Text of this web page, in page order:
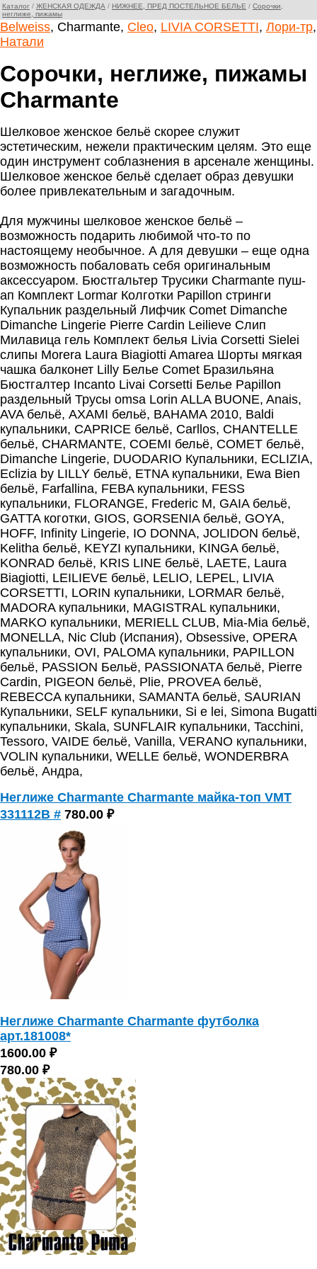
Каталог / ЖЕНСКАЯ ОДЕЖДА / НИЖНЕЕ, ПРЕД ПОСТЕЛЬНОЕ БЕЛЬЕ / Сорочки,
неглиже, пижамы
Belweiss, Charmante, Cleo, LIVIA CORSETTI, Лори-тр,
Натали
Сорочки, неглиже, пижамы
Charmante
Шелковое женское бельё скорее служит
эстетическим, нежели практическим целям. Это еще
один инструмент соблазнения в арсенале женщины.
Шелковое женское бельё сделает образ девушки
более привлекательным и загадочным.
Для мужчины шелковое женское бельё –
возможность подарить любимой что-то по
настоящему необычное. А для девушки – еще одна
возможность побаловать себя оригинальным
аксессуаром. Бюстгальтер Трусики Charmante пуш-
ап Комплект Lormar Колготки Papillon стринги
Купальник раздельный Лифчик Comet Dimanche
Dimanche Lingerie Pierre Cardin Leilieve Слип
Милавица гель Комплект белья Livia Corsetti Sielei
слипы Morera Laura Biagiotti Amarea Шорты мягкая
чашка балконет Lilly Белье Comet Бразильяна
Бюстгалтер Incanto Livai Corsetti Белье Papillon
раздельный Трусы omsa Lorin ALLA BUONE, Anais,
AVA бельё, AXAMI бельё, BAHAMA 2010, Baldi
купальники, CAPRIСE бельё, Carllos, CHANTELLE
бельё, CHARMANTE, COEMI бельё, COMET бельё,
Dimanche Lingerie, DUODARIO Купальники, ECLIZIA,
Eclizia by LILLY бельё, ETNA купальники, Ewa Bien
бельё, Farfallina, FEBA купальники, FESS
купальники, FLORANGE, Frederic M, GAIA бельё,
GATTA коготки, GIOS, GORSENIA бельё, GOYA,
HOFF, Infinity Lingerie, IO DONNA, JOLIDON бельё,
Kelitha бельё, KEYZI купальники, KINGA бельё,
KONRAD бельё, KRIS LINE бельё, LAETE, Laura
Biagiotti, LEILIEVE бельё, LELIO, LEPEL, LIVIA
CORSETTI, LORIN купальники, LORMAR бельё,
MADORA купальники, MAGISTRAL купальники,
MARKO купальники, MERIELL CLUB, Mia-Mia бельё,
MONELLA, Nic Club (Испания), Obsessive, OPERA
купальники, OVI, PALOMA купальники, PAPILLON
бельё, PASSION Бельё, PASSIONATA бельё, Pierre
Cardin, PIGEON бельё, Plie, PROVEA бельё,
REBECCA купальники, SAMANTA бельё, SAURIAN
Купальники, SELF купальники, Si e lei, Simona Bugatti
купальники, Skala, SUNFLAIR купальники, Tacchini,
Tessoro, VAIDE бельё, Vanilla, VERANO купальники,
VOLIN купальники, WELLE бельё, WONDERBRA
бельё, Андра,
Неглиже Charmante Charmante майка-топ VMT
331112B # 780.00 ₽
Неглиже Charmante Charmante футболка
арт.181008*
1600.00 ₽
780.00 ₽